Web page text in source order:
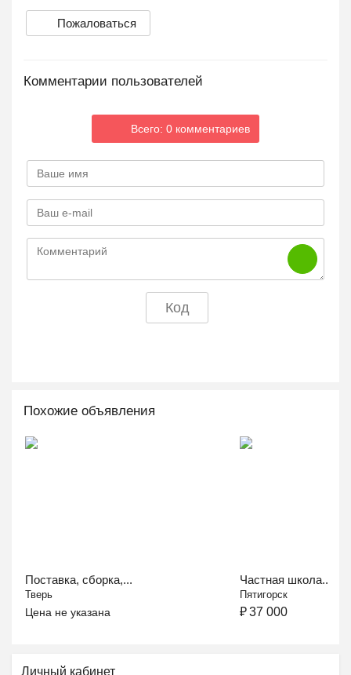
Пожаловаться
Комментарии пользователей
Всего: 0 комментариев
Похожие объявления
Поставка, сборка,...
Тверь
Цена не указана
Частная школа...
Пятигорск
₽37 000
Личный кабинет